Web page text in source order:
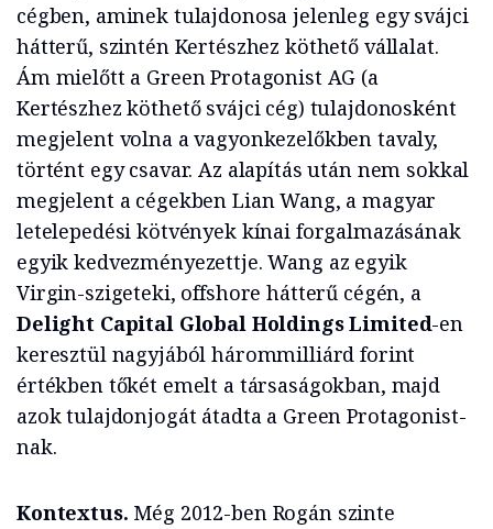
cégben, aminek tulajdonosa jelenleg egy svájci
hátterű, szintén Kertészhez köthető vállalat.
Ám mielőtt a Green Protagonist AG (a
Kertészhez köthető svájci cég) tulajdonosként
megjelent volna a vagyonkezelőkben tavaly,
történt egy csavar. Az alapítás után nem sokkal
megjelent a cégekben Lian Wang, a magyar
letelepedési kötvények kínai forgalmazásának
egyik kedvezményezettje. Wang az egyik
Virgin-szigeteki, offshore hátterű cégén, a
Delight Capital Global Holdings Limited-en
keresztül nagyjából hárommilliárd forint
értékben tőkét emelt a társaságokban, majd
azok tulajdonjogát átadta a Green Protagonist-
nak.
Kontextus. Még 2012-ben Rogán szinte